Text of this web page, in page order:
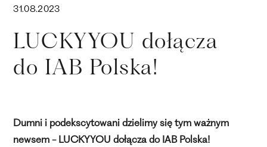
31.08.2023
LUCKYYOU dołącza
do IAB Polska!
Dumni i podekscytowani dzielimy się tym ważnym
newsem - LUCKYYOU dołącza do IAB Polska!